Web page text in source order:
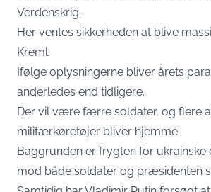
Verdenskrig.
Her ventes sikkerheden at blive
Kreml.
Ifølge oplysningerne bliver årets
anderledes end tidligere.
Der vil være færre soldater, og flere
militærkøretøjer bliver hjemme.
Baggrunden er frygten for ukrainske
mod både soldater og præsidenten